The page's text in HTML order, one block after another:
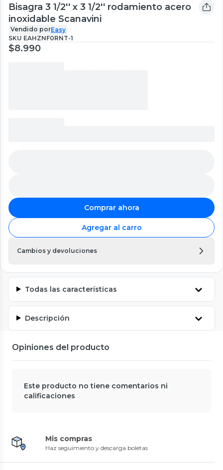
Bisagra 3 1/2'' x 3 1/2'' rodamiento acero
inoxidable Scanavini
Vendido porEasy
SKU EAHZNF0RNT-1
$8.990
Comprar ahora
Agregar al carro
Cambios y devoluciones
Todas las características
Descripción
Opiniones del producto
Este producto no tiene comentarios ni
calificaciones
Mis compras
Haz seguimiento y descarga boletas